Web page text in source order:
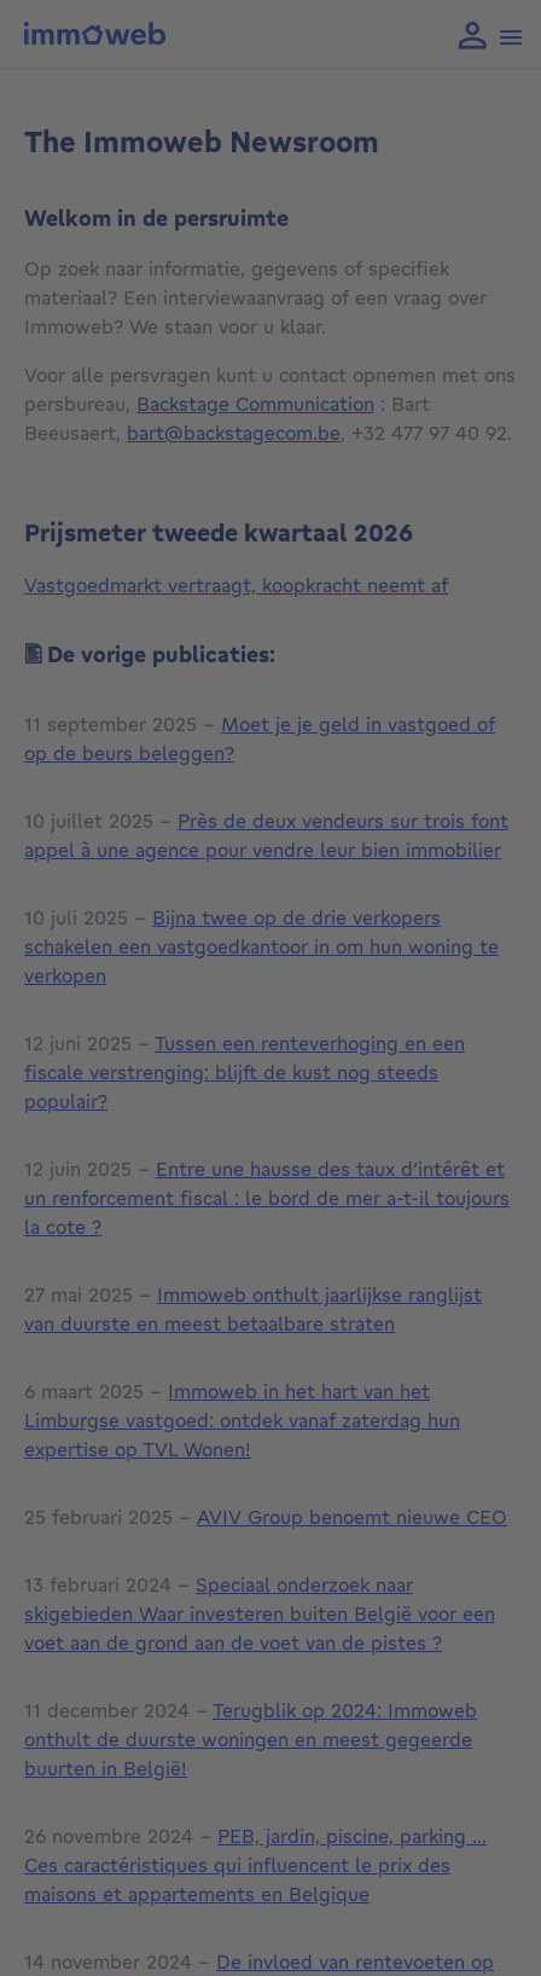
The Immoweb Newsroom
Welkom in de persruimte
Op zoek naar informatie, gegevens of specifiek
materiaal? Een interviewaanvraag of een vraag over
Immoweb? We staan voor u klaar.
Voor alle persvragen kunt u contact opnemen met ons
persbureau, Backstage Communication : Bart
Beeusaert, bart@backstagecom.be, +32 477 97 40 92.
Prijsmeter tweede kwartaal 2026
Vastgoedmarkt vertraagt, koopkracht neemt af
🖺 De vorige publicaties:
11 september 2025 - Moet je je geld in vastgoed of
op de beurs beleggen?
10 juillet 2025 - Près de deux vendeurs sur trois font
appel à une agence pour vendre leur bien immobilier
10 juli 2025 - Bijna twee op de drie verkopers
schakelen een vastgoedkantoor in om hun woning te
verkopen
12 juni 2025 - Tussen een renteverhoging en een
fiscale verstrenging: blijft de kust nog steeds
populair?
12 juin 2025 - Entre une hausse des taux d’intérêt et
un renforcement fiscal : le bord de mer a-t-il toujours
la cote ?
27 mai 2025 - Immoweb onthult jaarlijkse ranglijst
van duurste en meest betaalbare straten
6 maart 2025 - Immoweb in het hart van het
Limburgse vastgoed: ontdek vanaf zaterdag hun
expertise op TVL Wonen!
25 februari 2025 - AVIV Group benoemt nieuwe CEO
13 februari 2024 - Speciaal onderzoek naar
skigebieden Waar investeren buiten België voor een
voet aan de grond aan de voet van de pistes ?
11 december 2024 - Terugblik op 2024: Immoweb
onthult de duurste woningen en meest gegeerde
buurten in België!
26 novembre 2024 - PEB, jardin, piscine, parking …
Ces caractéristiques qui influencent le prix des
maisons et appartements en Belgique
14 november 2024 - De invloed van rentevoeten op